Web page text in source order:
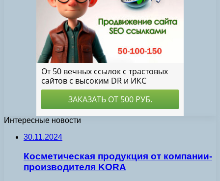
Интересные новости
30.11.2024
Косметическая продукция от компании-
производителя KORA